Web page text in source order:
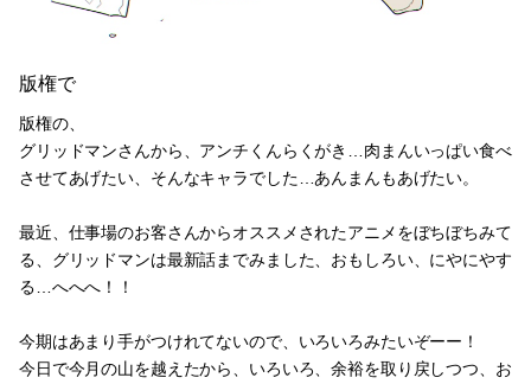
版権で
版権の、
グリッドマンさんから、アンチくんらくがき…肉まんいっぱい食べ
させてあげたい、そんなキャラでした…あんまんもあげたい。
最近、仕事場のお客さんからオススメされたアニメをぼちぼちみて
る、グリッドマンは最新話までみました、おもしろい、にやにやす
る…へへへ！！
今期はあまり手がつけれてないので、いろいろみたいぞーー！
今日で今月の山を越えたから、いろいろ、余裕を取り戻しつつ、お